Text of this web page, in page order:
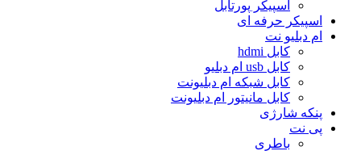
اسپیکر پورتابل
اسپیکر حرفه ای
ام دبلیو نت
کابل hdmi
کابل usb ام دبلیو
کابل شبکه ام دبلیونت
کابل مانیتور ام دبلیونت
پنکه شارژی
پی نت
باطری